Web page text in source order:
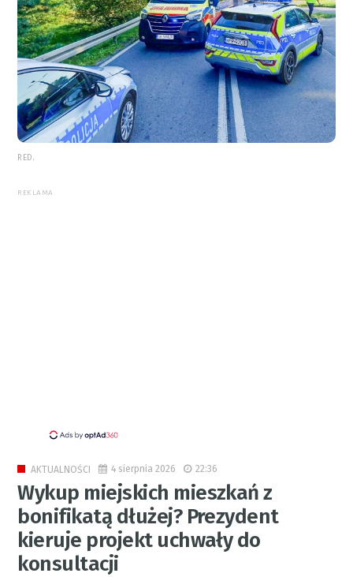
RED.
REKLAMA
AKTUALNOŚCI 4 sierpnia 2026 22:36
Wykup miejskich mieszkań z
bonifikatą dłużej? Prezydent
kieruje projekt uchwały do
konsultacji